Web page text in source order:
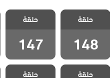
مسلسل لا تترك
يدي مدبلج
الحلقة 148
حلقة
148
مسلسل لا تترك
يدي مدبلج
الحلقة 147
حلقة
147
مسلسل لا تترك
يدي مدبلج
حلقة
مسلسل لا تترك
يدي مدبلج
حلقة